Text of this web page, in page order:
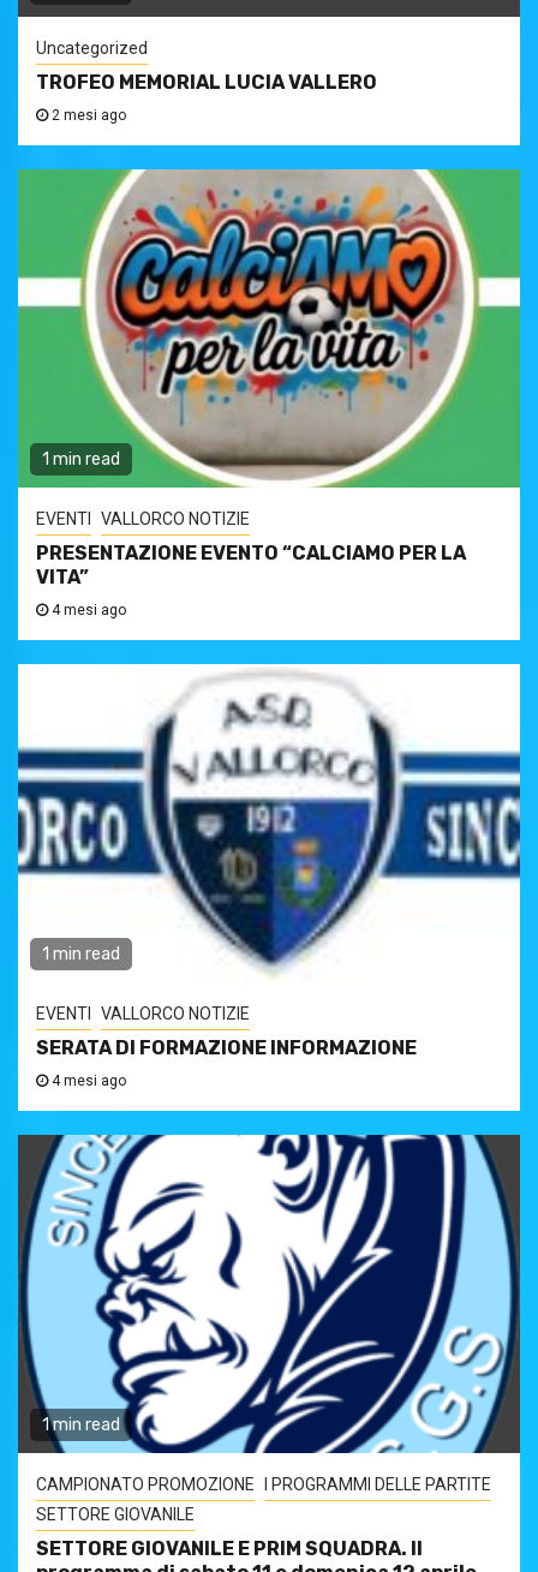
Uncategorized
TROFEO MEMORIAL LUCIA VALLERO
2 mesi ago
1 min read
EVENTI VALLORCO NOTIZIE
PRESENTAZIONE EVENTO “CALCIAMO PER LA
VITA”
4 mesi ago
1 min read
EVENTI VALLORCO NOTIZIE
SERATA DI FORMAZIONE INFORMAZIONE
4 mesi ago
1 min read
CAMPIONATO PROMOZIONE
I PROGRAMMI DELLE PARTITE
SETTORE GIOVANILE
SETTORE GIOVANILE E PRIM SQUADRA. Il